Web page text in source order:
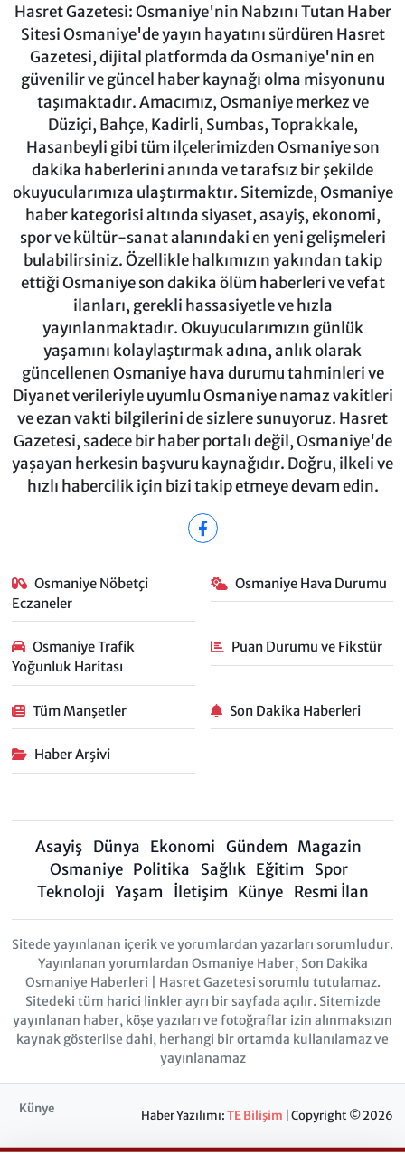
Hasret Gazetesi: Osmaniye'nin Nabzını Tutan Haber
Sitesi Osmaniye'de yayın hayatını sürdüren Hasret
Gazetesi, dijital platformda da Osmaniye'nin en
güvenilir ve güncel haber kaynağı olma misyonunu
taşımaktadır. Amacımız, Osmaniye merkez ve
Düziçi, Bahçe, Kadirli, Sumbas, Toprakkale,
Hasanbeyli gibi tüm ilçelerimizden Osmaniye son
dakika haberlerini anında ve tarafsız bir şekilde
okuyucularımıza ulaştırmaktır. Sitemizde, Osmaniye
haber kategorisi altında siyaset, asayiş, ekonomi,
spor ve kültür-sanat alanındaki en yeni gelişmeleri
bulabilirsiniz. Özellikle halkımızın yakından takip
ettiği Osmaniye son dakika ölüm haberleri ve vefat
ilanları, gerekli hassasiyetle ve hızla
yayınlanmaktadır. Okuyucularımızın günlük
yaşamını kolaylaştırmak adına, anlık olarak
güncellenen Osmaniye hava durumu tahminleri ve
Diyanet verileriyle uyumlu Osmaniye namaz vakitleri
ve ezan vakti bilgilerini de sizlere sunuyoruz. Hasret
Gazetesi, sadece bir haber portalı değil, Osmaniye'de
yaşayan herkesin başvuru kaynağıdır. Doğru, ilkeli ve
hızlı habercilik için bizi takip etmeye devam edin.
Osmaniye Nöbetçi
Eczaneler
Osmaniye Hava Durumu
Osmaniye Trafik
Yoğunluk Haritası
Puan Durumu ve Fikstür
Tüm Manşetler Son Dakika Haberleri
Haber Arşivi
Asayiş Dünya Ekonomi Gündem Magazin
Osmaniye Politika Sağlık Eğitim
Spor
Teknoloji Yaşam İletişim Künye Resmi İlan
Sitede yayınlanan içerik ve yorumlardan yazarları sorumludur.
Yayınlanan yorumlardan Osmaniye Haber, Son Dakika
Osmaniye Haberleri | Hasret Gazetesi sorumlu tutulamaz.
Sitedeki tüm harici linkler ayrı bir sayfada açılır. Sitemizde
yayınlanan haber, köşe yazıları ve fotoğraflar izin alınmaksızın
kaynak gösterilse dahi, herhangi bir ortamda kullanılamaz ve
yayınlanamaz
Künye Haber Yazılımı:TE Bilişim | Copyright © 2026